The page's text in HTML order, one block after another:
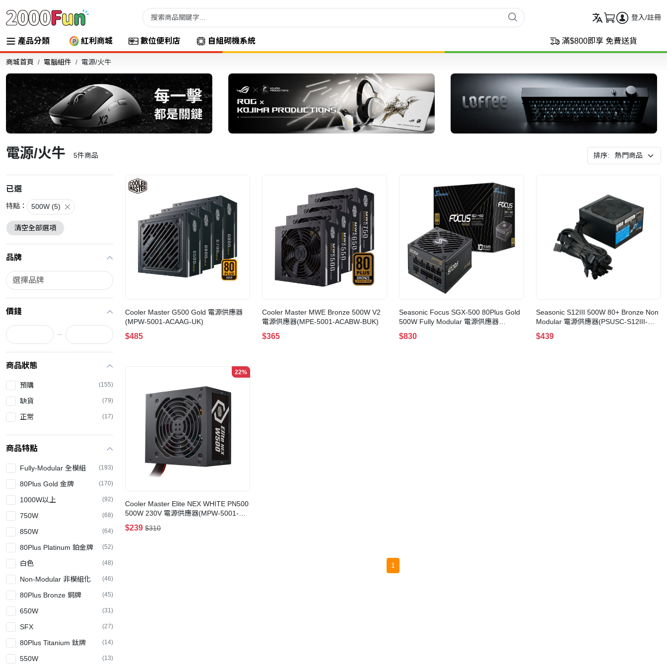
登入/註冊
產品分類 紅利商城 數位便利店 自組砌機系統 滿$800即享 免費送貨
商城首頁 電腦組件 電源/火牛
電源/火牛 5件商品 排序:
已選
特點： 500W (5)
清空全部選項
品牌
價錢
商品狀態
預購 (155)
缺貨 (79)
正常 (17)
商品特點
Fully-Modular 全模組 (193)
80Plus Gold 金牌 (170)
1000W以上 (92)
750W (68)
850W (64)
80Plus Platinum 鉑金牌 (52)
白色 (48)
Non-Modular 非模組化 (46)
80Plus Bronze 銅牌 (45)
650W (31)
SFX (27)
80Plus Titanium 鈦牌 (14)
550W (13)
Cooler Master G500 Gold 電源供應器
(MPW-5001-ACAAG-UK)
$485
Cooler Master MWE Bronze 500W V2
電源供應器(MPE-5001-ACABW-BUK)
$365
Seasonic Focus SGX-500 80Plus Gold
500W Fully Modular 電源供應器
(PSUSC-FOCUS-SGX-500)
$830
Seasonic S12III 500W 80+ Bronze Non
Modular 電源供應器(PSUSC-S12III-
500)
$439
22%
Cooler Master Elite NEX WHITE PN500
500W 230V 電源供應器(MPW-5001-
ACBW-BUK)
$239 $310
1